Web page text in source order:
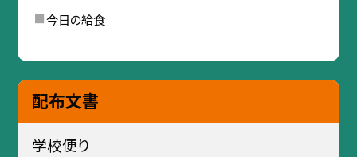
今日の給食
配布文書
学校便り